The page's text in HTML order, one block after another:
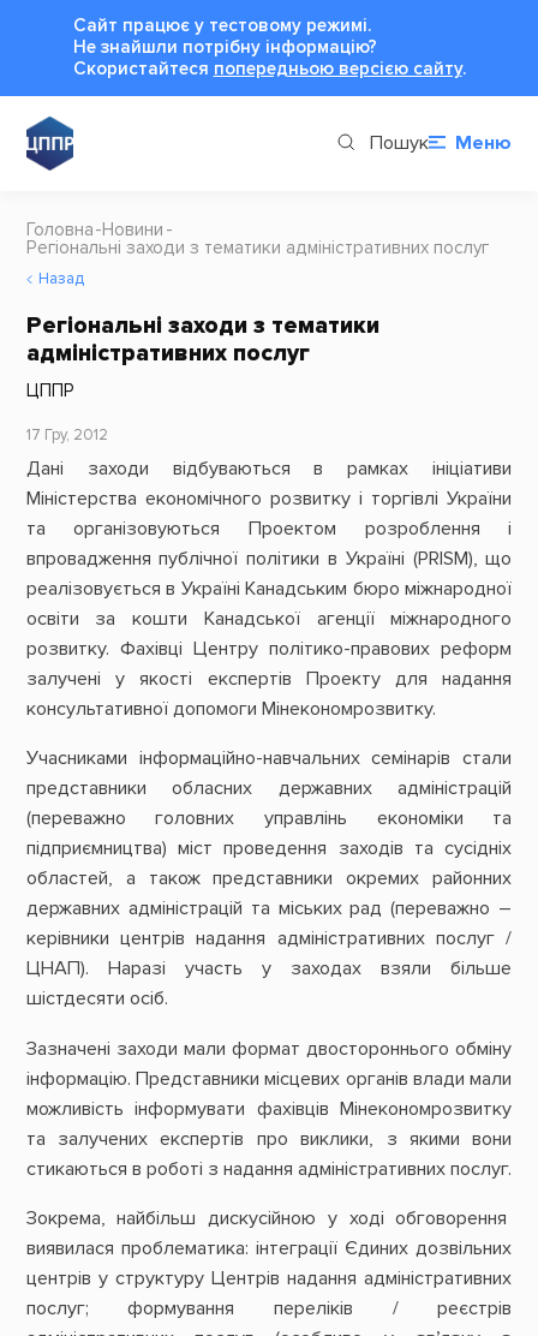
Сайт працює у тестовому режимі.
Не знайшли потрібну інформацію?
Cкористайтеся попередньою версією сайту.
Пошук Меню
Головна Новини
Регіональні заходи з тематики адміністративних послуг
Назад
Регіональні заходи з тематики
адміністративних послуг
ЦППР
17 Гру, 2012
Дані заходи відбуваються в рамках ініціативи
Міністерства економічного розвитку і торгівлі України
та організовуються Проектом розроблення і
впровадження публічної політики в Україні (PRISM), що
реалізовується в Україні Канадським бюро міжнародної
освіти за кошти Канадської агенції міжнародного
розвитку. Фахівці Центру політико-правових реформ
залучені у якості експертів Проекту для надання
консультативної допомоги Мінекономрозвитку.
Учасниками інформаційно-навчальних семінарів стали
представники обласних державних адміністрацій
(переважно головних управлінь економіки та
підприємництва) міст проведення заходів та сусідніх
областей, а також представники окремих районних
державних адміністрацій та міських рад (переважно –
керівники центрів надання адміністративних послуг /
ЦНАП). Наразі участь у заходах взяли більше
шістдесяти осіб.
Зазначені заходи мали формат двостороннього обміну
інформацію. Представники місцевих органів влади мали
можливість інформувати фахівців Мінекономрозвитку
та залучених експертів про виклики, з якими вони
стикаються в роботі з надання адміністративних послуг.
Зокрема, найбільш дискусійною у ході обговорення
виявилася проблематика: інтеграції Єдиних дозвільних
центрів у структуру Центрів надання адміністративних
послуг; формування переліків / реєстрів